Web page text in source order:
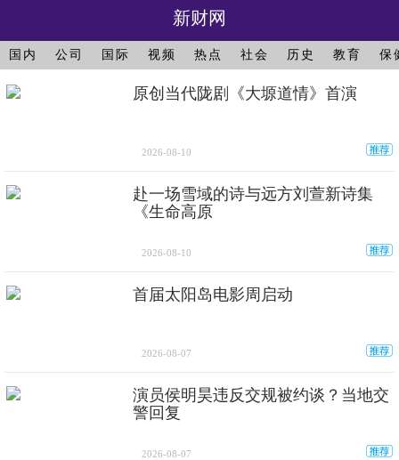
新财网
国内 公司 国际 视频 热点 社会 历史 教育 保
原创当代陇剧《大塬道情》首演
2026-08-10
赴一场雪域的诗与远方刘萱新诗集
《生命高原
2026-08-10
首届太阳岛电影周启动
2026-08-07
演员侯明昊违反交规被约谈？当地交
警回复
2026-08-07